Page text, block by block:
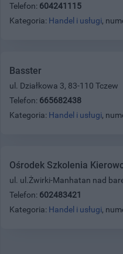
Telefon: 604241115
Kategoria: Handel i usługi,
Basster
ul. Działkowa 3, 83-110 Tczew
Telefon: 665682438
Kategoria: Handel i usługi,
Ośrodek Szkolenia
ul. ul.Żwirki-Manhatan nad
Telefon: 602483421
Kategoria: Handel i usługi,